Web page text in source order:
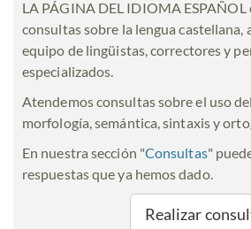
LA PÁGINA DEL IDIOMA ESPAÑOL
consultas sobre la lengua castellana,
equipo de lingüistas, correctores y
especializados.
Atendemos consultas sobre el uso
morfología, semántica, sintaxis y
En nuestra sección "Consultas"
respuestas que ya hemos dado.
Realizar